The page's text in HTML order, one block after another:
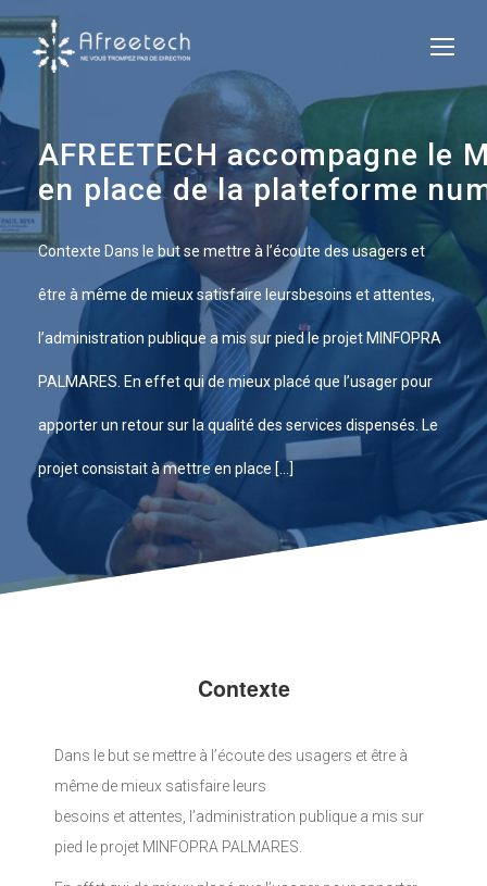
AFREETECH accompagne
en place de la plateforme
Contexte Dans le but se mettre à l’écoute des usagers et
être à même de mieux satisfaire leursbesoins et attentes,
l’administration publique a mis sur pied le projet MINFOPRA
PALMARES. En effet qui de mieux placé que l’usager pour
apporter un retour sur la qualité des services dispensés. Le
projet consistait à mettre en place […]
Contexte
Dans le but se mettre à l’écoute des usagers et être à
même de mieux satisfaire leurs
besoins et attentes, l’administration publique a mis sur
pied le projet MINFOPRA PALMARES.